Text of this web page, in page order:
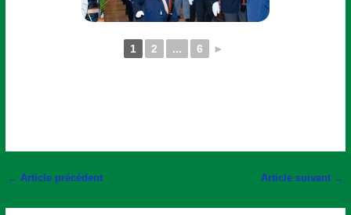
1 2 ... 6 ►
← Article précédent Article suivant →